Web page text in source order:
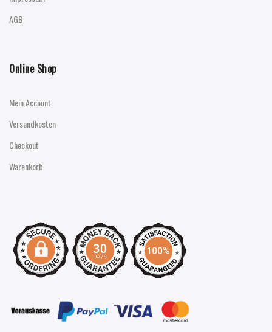
AGB
Online Shop
Mein Account
Versandkosten
Checkout
Warenkorb